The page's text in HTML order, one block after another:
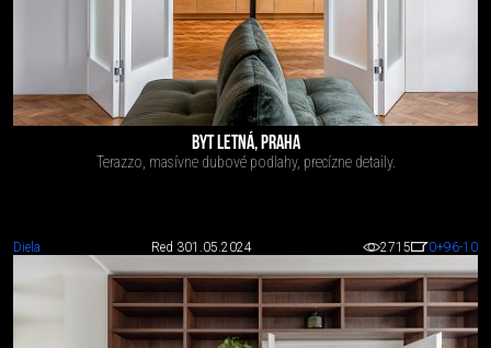
BYT LETNÁ, PRAHA
Terazzo, masívne dubové podlahy, precízne detaily.
Diela Red 301.05.2024 2715 0+96-10